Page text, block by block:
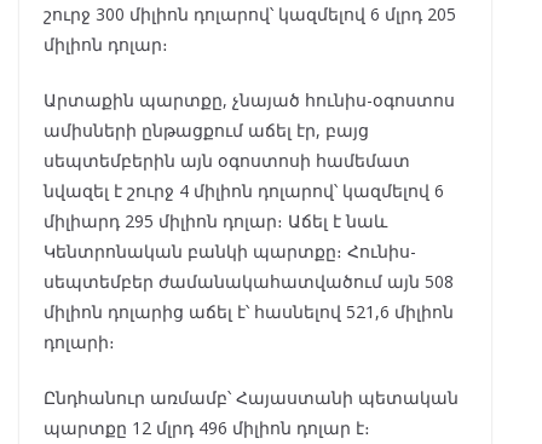
շուրջ 300 միլիոն դոլարով՝ կազմելով 6 մլրդ 205
միլիոն դոլար։
Արտաքին պարտքը, չնայած հունիս-օգոստոս
ամիսների ընթացքում աճել էր, բայց
սեպտեմբերին այն օգոստոսի համեմատ
նվազել է շուրջ 4 միլիոն դոլարով՝ կազմելով 6
միլիարդ 295 միլիոն դոլար։ Աճել է նաև
Կենտրոնական բանկի պարտքը։ Հունիս-
սեպտեմբեր ժամանակահատվածում այն 508
միլիոն դոլարից աճել է՝ հասնելով 521,6 միլիոն
դոլարի։
Ընդհանուր առմամբ՝ Հայաստանի պետական
պարտքը 12 մլրդ 496 միլիոն դոլար է։